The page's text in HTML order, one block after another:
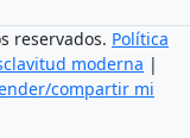
reservados. Política
moderna |
compartir mi